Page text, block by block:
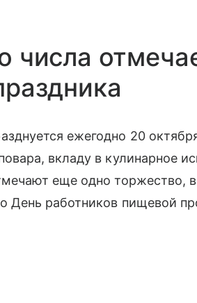
числа
ежегодно 20
вкладу в кулинарное
еще одно торжество,
День работников пищевой